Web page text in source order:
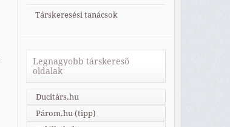
Társkeresési tanácsok
Legnagyobb társkereső
oldalak
Ducitárs.hu
Párom.hu (tipp)